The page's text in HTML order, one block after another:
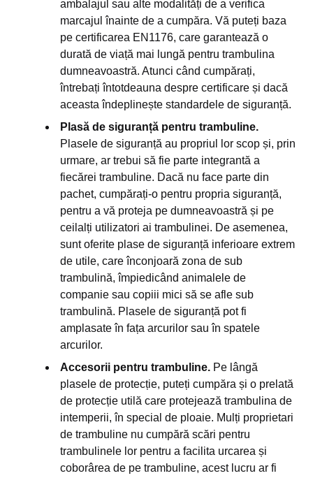
ambalajul sau alte modalități de a verifica
marcajul înainte de a cumpăra. Vă puteți baza
pe certificarea EN1176, care garantează o
durată de viață mai lungă pentru trambulina
dumneavoastră. Atunci când cumpărați,
întrebați întotdeauna despre certificare și dacă
aceasta îndeplinește standardele de siguranță.
Plasă de siguranță pentru trambuline.
Plasele de siguranță au propriul lor scop și, prin
urmare, ar trebui să fie parte integrantă a
fiecărei trambuline. Dacă nu face parte din
pachet, cumpărați-o pentru propria siguranță,
pentru a vă proteja pe dumneavoastră și pe
ceilalți utilizatori ai trambulinei. De asemenea,
sunt oferite plase de siguranță inferioare extrem
de utile, care înconjoară zona de sub
trambulină, împiedicând animalele de
companie sau copiii mici să se afle sub
trambulină. Plasele de siguranță pot fi
amplasate în fața arcurilor sau în spatele
arcurilor.
Accesorii pentru trambuline. Pe lângă
plasele de protecție, puteți cumpăra și o prelată
de protecție utilă care protejează trambulina de
intemperii, în special de ploaie. Mulți proprietari
de trambuline nu cumpără scări pentru
trambulinele lor pentru a facilita urcarea și
coborârea de pe trambuline, acest lucru ar fi